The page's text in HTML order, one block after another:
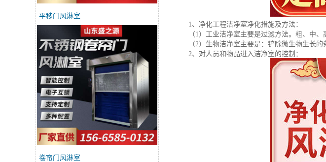
平移门风淋室
卷帘门风淋室
1、净化工程洁净室净化措施及方法：
（1）工业洁净室主要是过滤方法。粗、中
（2）生物洁净室主要是：铲除微生物生长
2、对人员和物品进入洁净室的控制：